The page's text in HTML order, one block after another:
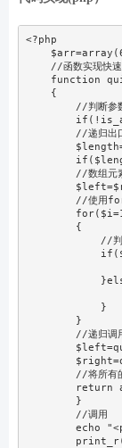
<?php
//函数实现快
function
    {
//判断参
//递归出
//数组元
//使用for
        {
//判
            }
        }
//递归调
//将所有
return
        }
        //调用
echo